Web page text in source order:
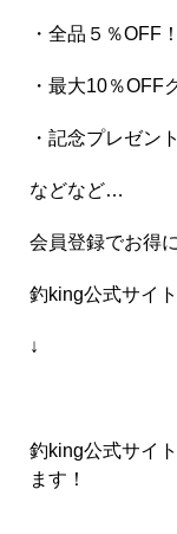
・全品５％OFF！
・最大10％OFF
・記念プレゼン
などなど…
会員登録でお得
釣king公式サイ
↓
釣king公式サイ
ます！